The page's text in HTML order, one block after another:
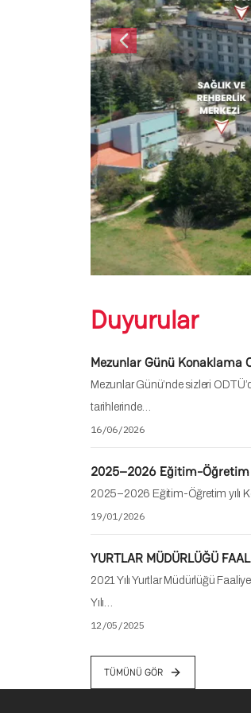
Önceki
Duyurular
Mezunlar Günü Konaklama
Mezunlar Günü’nde sizleri
tarihlerinde…
16/06/2026
2025–2026 Eğitim-Öğretim
2025–2026 Eğitim-Öğretim yılı
19/01/2026
YURTLAR MÜDÜRLÜĞÜ
2021 Yılı Yurtlar Müdürlüğü
Yılı…
12/05/2025
TÜMÜNÜ GÖR